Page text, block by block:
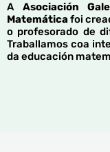
A Asociación
Matemática foi
o profesorado de
Traballamos coa
da educación